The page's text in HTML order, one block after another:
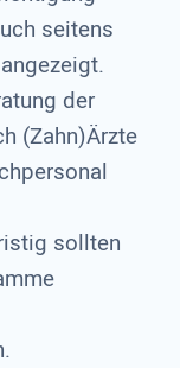
seitens
der
(Zahn)Ärzte
sollten